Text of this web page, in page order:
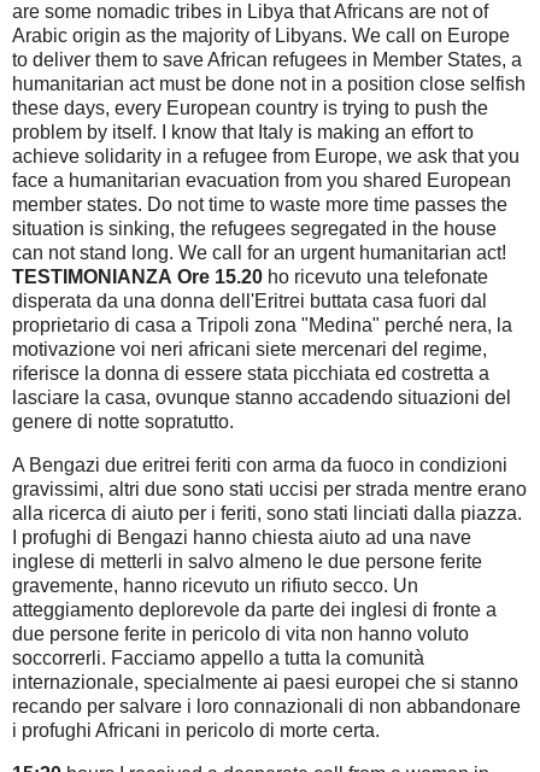
are some nomadic tribes in Libya that Africans are not of
Arabic origin as the majority of Libyans. We call on Europe
to deliver them to save African refugees in Member States, a
humanitarian act must be done not in a position close selfish
these days, every European country is trying to push the
problem by itself.
I know that Italy is making an effort to
achieve solidarity in a refugee from Europe, we ask that you
face a humanitarian evacuation from you shared European
member states. Do not time to waste more time passes the
situation is sinking, the refugees segregated in the house
can not stand long. We call for an urgent humanitarian act!
TESTIMONIANZA Ore 15.20 ho ricevuto una telefonate
disperata da una donna dell'Eritrei buttata casa fuori dal
proprietario di casa a Tripoli zona "Medina" perché nera, la
motivazione voi neri africani siete mercenari del regime,
riferisce la donna di essere stata picchiata ed costretta a
lasciare la casa, ovunque stanno accadendo situazioni del
genere di notte sopratutto.
A Bengazi due eritrei feriti con arma da fuoco in condizioni
gravissimi, altri due sono stati uccisi per strada mentre erano
alla ricerca di aiuto per i feriti, sono stati linciati dalla piazza.
I profughi di Bengazi hanno chiesta aiuto ad una nave
inglese di metterli in salvo almeno le due persone ferite
gravemente, hanno ricevuto un rifiuto secco. Un
atteggiamento deplorevole da parte dei inglesi di fronte a
due persone ferite in pericolo di vita non hanno voluto
soccorrerli. Facciamo appello a tutta la comunità
internazionale, specialmente ai paesi europei che si stanno
recando per salvare i loro connazionali di non abbandonare
i profughi Africani in pericolo di morte certa.